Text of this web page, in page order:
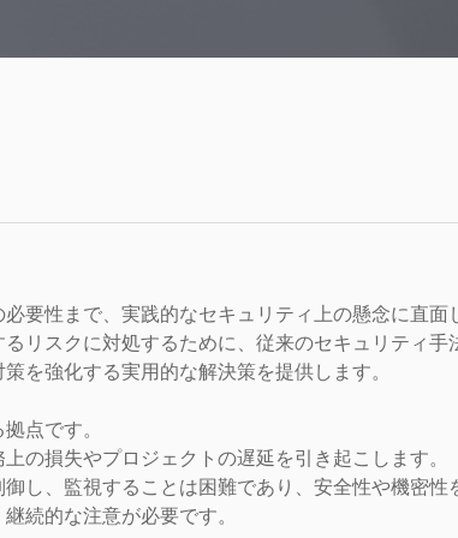
要性まで、実践的なセキュリティ上の懸念に直
リスクに対処するために、従来のセキュリティ
を強化する実用的な解決策を提供します。
点です。
の損失やプロジェクトの遅延を引き起こします。
し、監視することは困難であり、安全性や機密性
続的な注意が必要です。